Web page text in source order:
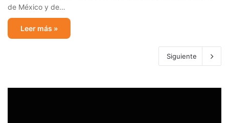
de México y de…
Leer más »
Siguiente